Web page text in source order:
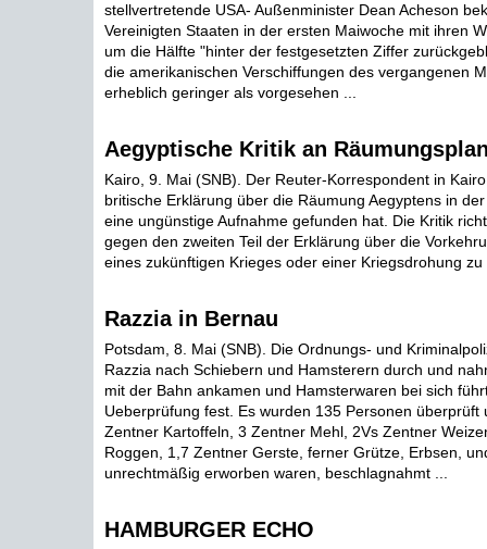
stellvertretende USA- Außenminister Dean Acheson
Vereinigten Staaten in der ersten Maiwoche mit ihren
um die Hälfte "hinter der festgesetzten Ziffer
die amerikanischen Verschiffungen des vergangenen
erheblich geringer als vorgesehen ...
Aegyptische Kritik an
Kairo, 9. Mai (SNB). Der Reuter-Korrespondent in
britische Erklärung über die Räumung Aegyptens in
eine ungünstige Aufnahme gefunden hat. Die Kritik
gegen den zweiten Teil der Erklärung über die
eines zukünftigen Krieges oder einer Kriegsdrohung
Razzia in Bernau
Potsdam, 8. Mai (SNB). Die Ordnungs- und
Razzia nach Schiebern und Hamsterern durch und
mit der Bahn ankamen und Hamsterwaren bei sich
Ueberprüfung fest. Es wurden 135 Personen überprüft
Zentner Kartoffeln, 3 Zentner Mehl, 2Vs Zentner
Roggen, 1,7 Zentner Gerste, ferner Grütze, Erbsen,
unrechtmäßig erworben waren, beschlagnahmt ...
HAMBURGER ECHO